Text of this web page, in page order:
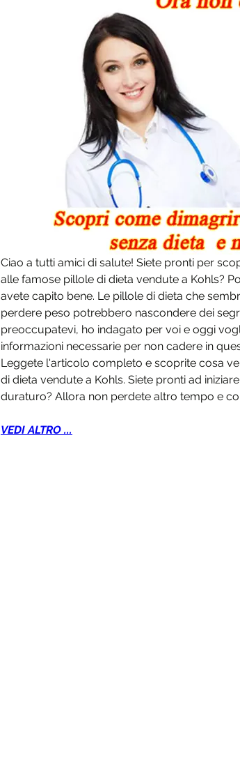
Ciao a tutti amici di salute! Siete pronti per
alle famose pillole di dieta vendute a Kohls?
avete capito bene. Le pillole di dieta che
perdere peso potrebbero nascondere dei
preoccupatevi, ho indagato per voi e oggi
informazioni necessarie per non cadere in
Leggete l'articolo completo e scoprite cosa
di dieta vendute a Kohls. Siete pronti ad
duraturo? Allora non perdete altro tempo e
VEDI ALTRO ...